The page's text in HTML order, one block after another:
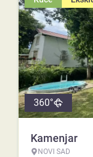
360°
Kamenjar
NOVI SAD